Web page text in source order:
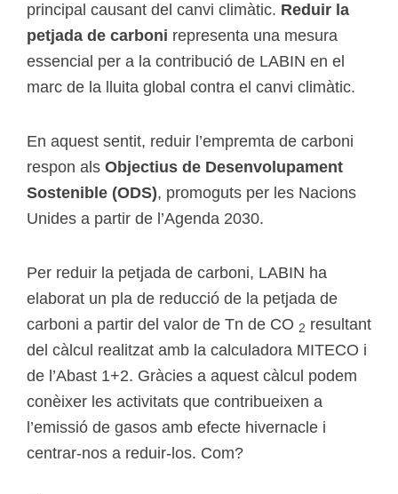
principal causant del canvi climàtic. Reduir la
petjada de carboni representa una mesura
essencial per a la contribució de LABIN en el
marc de la lluita global contra el canvi climàtic.
En aquest sentit, reduir l’empremta de carboni
respon als Objectius de Desenvolupament
Sostenible (ODS), promoguts per les Nacions
Unides a partir de l’Agenda 2030.
Per reduir la petjada de carboni, LABIN ha
elaborat un pla de reducció de la petjada de
carboni a partir del valor de Tn de CO 2 resultant
del càlcul realitzat amb la calculadora MITECO i
de l’Abast 1+2. Gràcies a aquest càlcul podem
conèixer les activitats que contribueixen a
l’emissió de gasos amb efecte hivernacle i
centrar-nos a reduir-los. Com?